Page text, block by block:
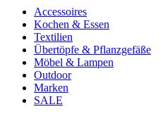
Accessoires
Kochen & Essen
Textilien
Übertöpfe & Pflanzgefäße
Möbel & Lampen
Outdoor
Marken
SALE